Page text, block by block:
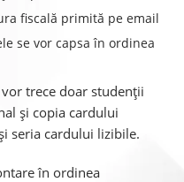
fiscală primită pe email
se vor capsa în ordinea
trece doar studenții
și copia cardului
și seria cardului lizibile.
în ordinea